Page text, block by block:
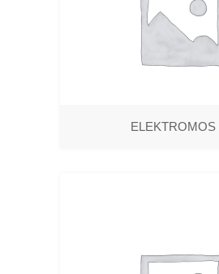
ELEKTROMOS